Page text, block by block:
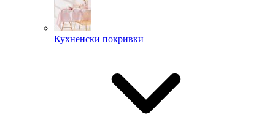
Кухненски покривки